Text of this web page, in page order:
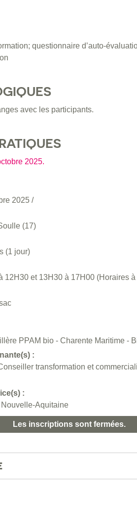
questionnaire d’auto-
avec les participants.
2025.
2025 /
(17)
(1 jour)
12H30 et 13H30 à 17H00 (Horaires
PPAM bio - Charente Maritime -
:
transformation et
:
Aquitaine
Les inscriptions sont fermées.